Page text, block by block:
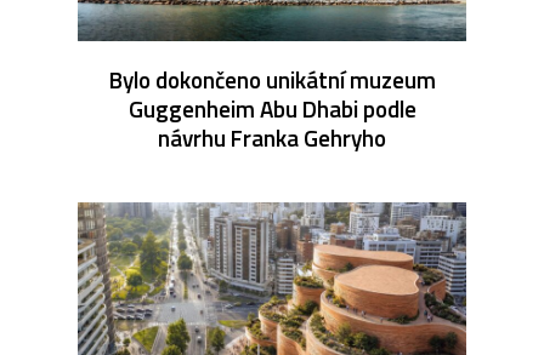
Bylo dokončeno unikátní muzeum
Guggenheim Abu Dhabi podle
návrhu Franka Gehryho